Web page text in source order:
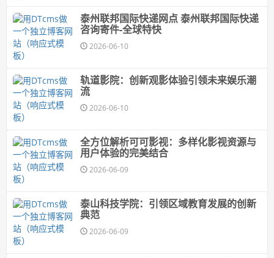
泰州联邦国际快递网点 泰州联邦国际快递
咨询寄件-全球特快
2026-06-10
轨道影院：创新观影体验引领未来娱乐潮
流
2026-06-10
全方位解析可可影视：多样化影视资源与
用户体验的完美结合
2026-06-09
泰山科技学院：引领区域教育发展的创新
典范
2026-06-09